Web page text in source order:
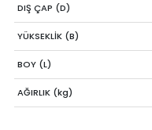
DIŞ ÇAP (D)
YÜKSEKLİK (B)
BOY (L)
AĞIRLIK (kg)